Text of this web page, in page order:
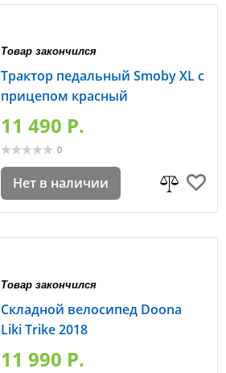
Товар закончился
Трактор педальный Smoby XL с
прицепом красный
11 490 P.
0
Нет в наличии
Товар закончился
Складной велосипед Doona
Liki Trike 2018
11 990 P.